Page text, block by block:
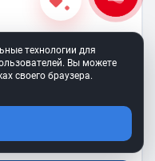
B-210H
технологии для
Вы можете
своего браузера.